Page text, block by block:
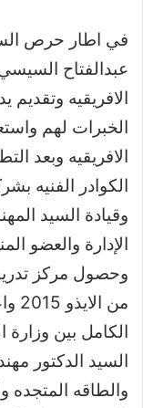
في اطار حرص
عبدالفتاح
الافريقيه وتقديم
الخبرات لهم
الافريقيه وبعد
الكوادر الفنيه
وقيادة السيد
الإدارة والعضو
وحصول مركز
من
الكامل بين وزارة
السيد الدكتور
والطاقه المتجده